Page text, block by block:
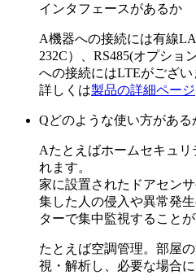
インタフェースがあるか
A機器への接続には有線
232C）、RS485(オプショ
への接続にはLTEがござい
詳しくは製品の詳細ページ
Qどのような使い方がある
Aたとえばホームセキュ
れます。
家に設置されたドアセン
集した人の侵入や異常発
ターで集中監視すること
たとえば空調管理。部屋
視・解析し、必要な場合